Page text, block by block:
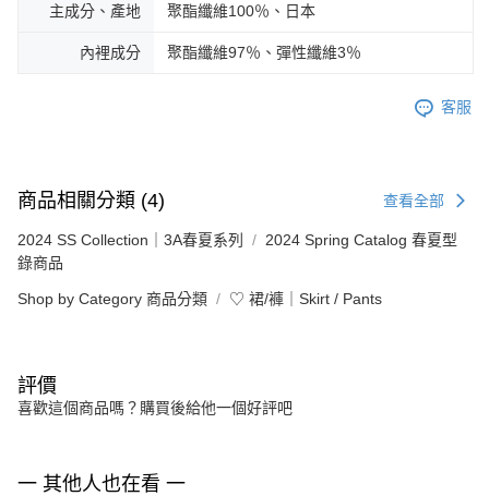
主成分、產地 聚酯纖維100％、日本
內裡成分 聚酯纖維97％、彈性纖維3％
客服
商品相關分類 (4) 查看全部
2024 SS Collection｜3A春夏系列
2024 Spring Catalog 春夏型
錄商品
Shop by Category 商品分類 ♡ 裙/褲｜Skirt / Pants
評價
喜歡這個商品嗎？購買後給他一個好評吧
一 其他人也在看 一